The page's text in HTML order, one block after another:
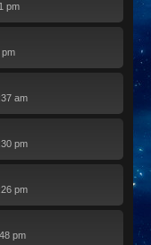
pm
pm
am
pm
pm
pm